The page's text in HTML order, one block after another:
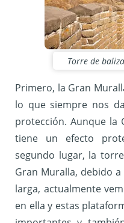
Torre de
Primero, la Gran
lo que siempre nos
protección. Aunque la
tiene un efecto
segundo lugar, la
Gran Muralla, debido
larga, actualmente
en ella y estas